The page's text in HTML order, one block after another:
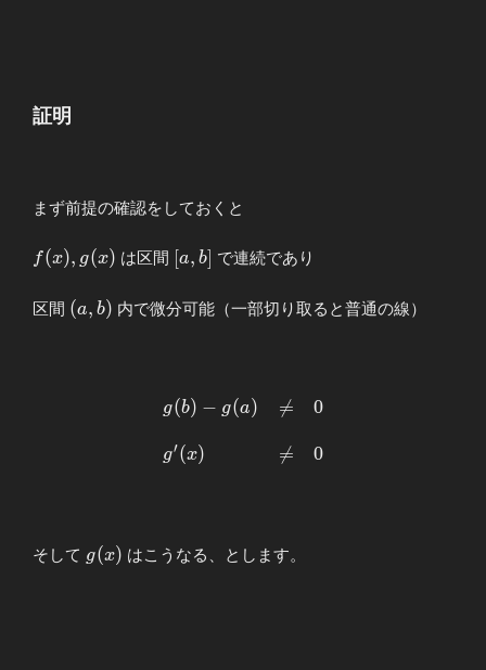
証明
まず前提の確認をしておくと
f(x),g(x)
f(x), g(x) は区間 [a,b]
[a, b] で連続であり
区間 (a,b)
(a, b) 内で微分可能（一部切り取ると普通の線）
\begin{array}
\displaystyle
g^{\prime}
(x)&≠&0
g(b) − g(a)
g′(x)

=

=
0
0
そして g(x)
g(x) はこうなる、とします。